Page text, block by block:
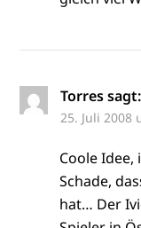
Torres sagt:
25. Juli 2008
Coole
Schade,
hat… Der